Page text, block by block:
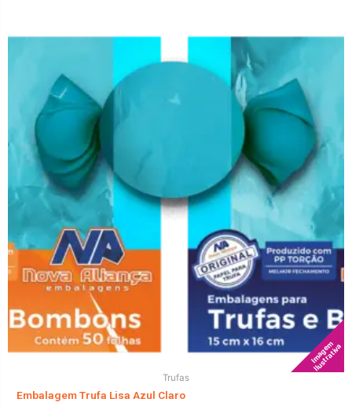
Imagem
Ilustrativa
Trufas
Embalagem Trufa Lisa Azul Claro